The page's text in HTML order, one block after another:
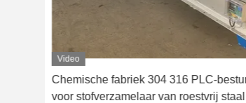
Video
Chemische fabriek 304 316 PLC-
voor stofverzamelaar van roestvrij staal